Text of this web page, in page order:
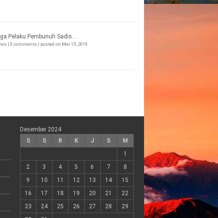
Pelaku Pembunuh Sadis...
| 0 comments | posted on Mei 15, 2019
Desember 2024
S
S R K J S
M
1
2
3 4 5 6 7
8
9
10 11 12 13 14
15
16
17 18 19 20 21
22
23
24 25 26 27 28
29